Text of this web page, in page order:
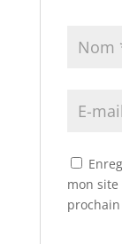
mon